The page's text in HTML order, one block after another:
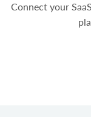
Connect your